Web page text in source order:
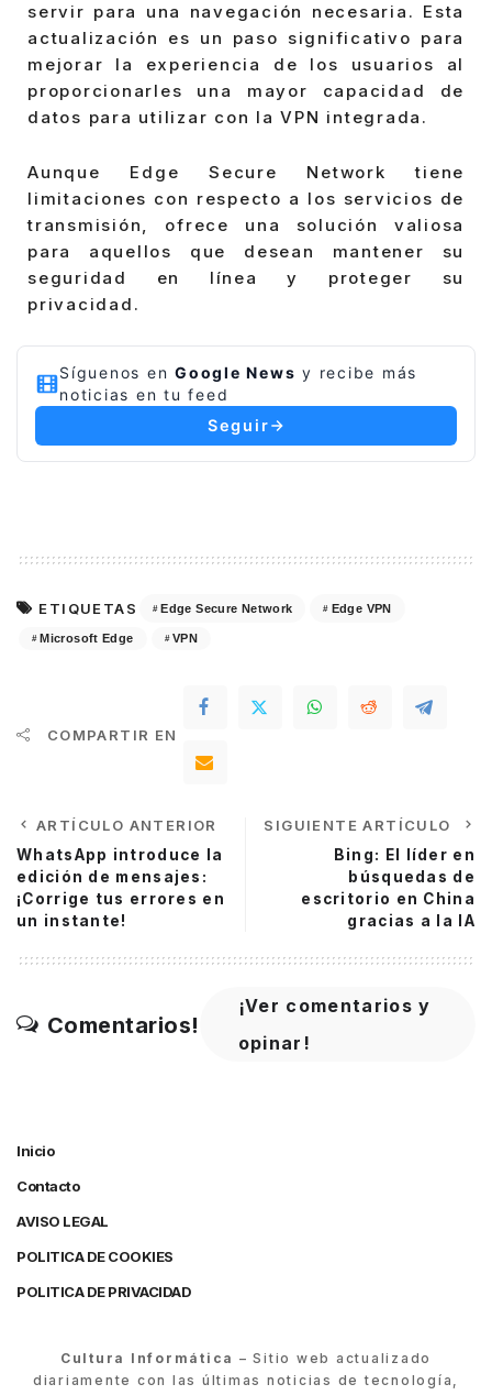
servir para una navegación necesaria. Esta
actualización es un paso significativo para
mejorar la experiencia de los usuarios al
proporcionarles una mayor capacidad de
datos para utilizar con la VPN integrada.
Aunque Edge Secure Network tiene
limitaciones con respecto a los servicios de
transmisión, ofrece una solución valiosa
para aquellos que desean mantener su
seguridad en línea y proteger su
privacidad.
Síguenos en Google News y recibe más
noticias en tu feed
Seguir
ETIQUETAS Edge Secure Network Edge VPN
Microsoft Edge VPN
COMPARTIR EN
ARTÍCULO ANTERIOR
WhatsApp introduce la
edición de mensajes:
¡Corrige tus errores en
un instante!
SIGUIENTE ARTÍCULO
Bing: El líder en
búsquedas de
escritorio en China
gracias a la IA
Comentarios!
¡Ver comentarios y
opinar!
Inicio
Contacto
AVISO LEGAL
POLITICA DE COOKIES
POLITICA DE PRIVACIDAD
Cultura Informática – Sitio web actualizado
diariamente con las últimas noticias de tecnología,